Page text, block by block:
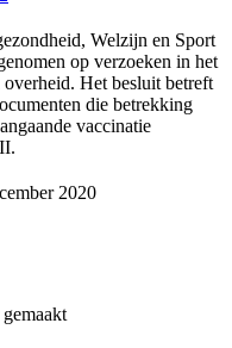
Welzijn en Sport
op verzoeken in het
Het besluit betreft
die betrekking
vaccinatie
2020